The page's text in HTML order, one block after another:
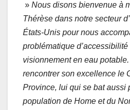
» Nous disons bienvenue à
Thérèse dans notre secteur
États-Unis pour nous
problématique
visionnement en eau
rencontrer son excellence le
Province, lui qui se bat aussi
population de Home et du